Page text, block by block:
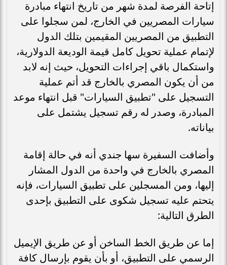
إتاحة الفرصة لمدة شهر من تاريخ انتهاء مبادرة
سيارات المصريين في الخارج، لمن سجلوا على
التطبيق من المصريين المقيمين بتلك الدول
لإتمام عملية تحويل كامل قيمة الوديعة الدولارية،
واستكمال باقي إجراءات التحويل، حيث إنه لابد
من أن يكون المصري بالخارج قد أتم عملية
التسجيل على "تطبيق السيارات" قبل انتهاء موعد
المبادرة، وصدر له رقم تسجيل يشتمل على
بياناته.
وأضافت السفيرة سها جندي أنه في حالة إقامة
المصري بالخارج في واحدة من الدول المشار
إليها، ومن المسجلين على تطبيق السيارات، فإنه
يتحتم عليه تسجيل شكوى على التطبيق بإحدى
الطرق التالية:
إما عن طريق الخط الساخن أو عن طريق الإيميل
الرسمي على التطبيق، أو بأن يقوم بإرسال كافة